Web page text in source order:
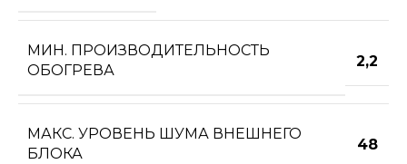
МИН. ПРОИЗВОДИТЕЛЬНОСТЬ
ОБОГРЕВА
2,2
МАКС. УРОВЕНЬ ШУМА ВНЕШНЕГО
БЛОКА
48